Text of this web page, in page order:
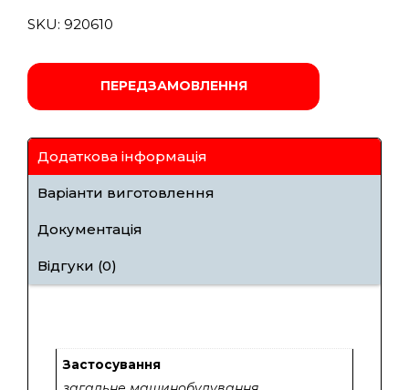
SKU: 920610
ПЕРЕДЗАМОВЛЕННЯ
Додаткова інформація
Варіанти виготовлення
Документація
Відгуки (0)
Застосування